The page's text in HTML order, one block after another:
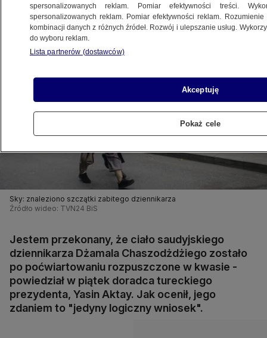
Udostępnij
Sky: znaleziono szczątki zabitego dziennikarza
Źródło wideo: TVN24 BiS
Jestem przekonany, że ciało saudyjskiego
dziennikarza Dżamala Chaszodżdżiego zostało
po poćwiartowaniu rozpuszczone w kwasie -
powiedział w piątek doradca tureckiego
prezydenta, Yasin Aktay. Jak ocenił, jego
zdaniem to "jedyny logiczny wniosek".
spersonalizowanych reklam. Pomiar efektywności treści.
spersonalizowanych reklam. Pomiar efektywności reklam.
kombinacji danych z różnych źródeł. Rozwój i ulepszanie usług.
do wyboru reklam.
Lista partnerów (dostawców)
Akceptuję
Pokaż cele